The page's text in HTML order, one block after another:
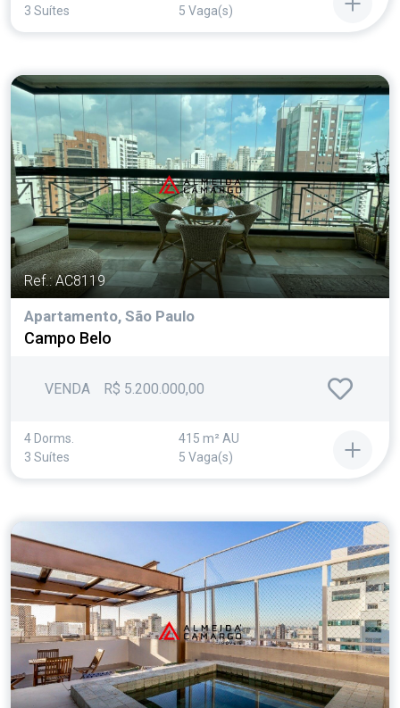
3 Suítes
5 Vaga(s)
Ref.: AC8119
Apartamento, São Paulo
Campo Belo
VENDA R$ 5.200.000,00
4 Dorms.
415 m² AU
3 Suítes
5 Vaga(s)